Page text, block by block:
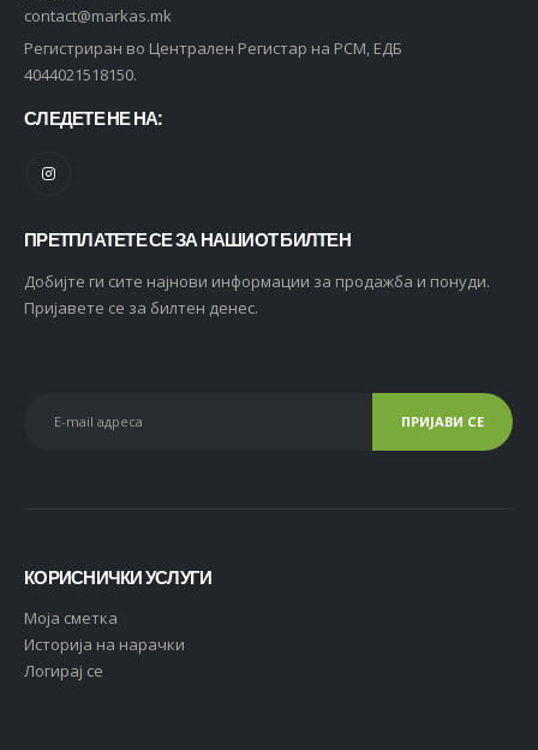
contact@markas.mk
Регистриран во Централен Регистар на РСМ, ЕДБ
4044021518150.
СЛЕДЕТЕ НЕ НА:
ПРЕТПЛАТЕТЕ СЕ ЗА НАШИОТ БИЛТЕН
Добијте ги сите најнови информации за продажба и понуди.
Пријавете се за билтен денес.
КОРИСНИЧКИ УСЛУГИ
Moja сметка
Историја на нарачки
Логирај се